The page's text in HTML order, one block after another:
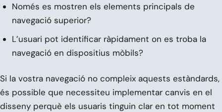
Només es mostren els elements principals de
navegació superior?
L’usuari pot identificar ràpidament on es troba la
navegació en dispositius mòbils?
Si la vostra navegació no compleix aquests estàndards,
és possible que necessiteu implementar canvis en el
disseny perquè els usuaris tinguin clar en tot moment